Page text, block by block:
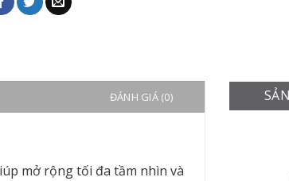
ĐÁNH GIÁ (0)
mở rộng tối đa tầm nhìn và